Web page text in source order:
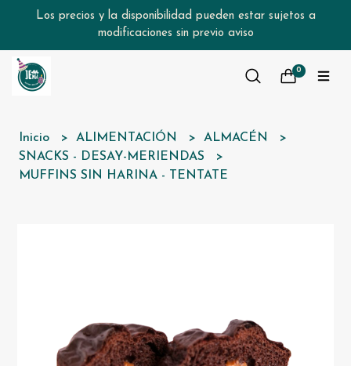
Los precios y la disponibilidad pueden estar sujetos a
modificaciones sin previo aviso
0
Inicio ALIMENTACIÓN
ALMACÉN
SNACKS - DESAY-MERIENDAS
MUFFINS SIN HARINA - TENTATE